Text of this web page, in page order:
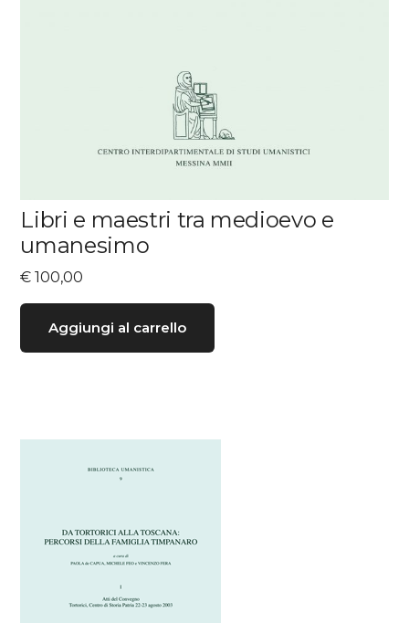
Libri e maestri tra medioevo e
umanesimo
€ 100,00
Aggiungi al carrello